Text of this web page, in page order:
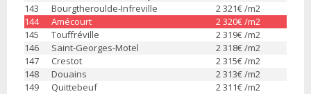
143
Bourgtheroulde-Infreville 2 321€ /m2
144
Amécourt 2 320€ /m2
145
Touffréville 2 319€ /m2
146
Saint-Georges-Motel 2 318€ /m2
147
Crestot 2 315€ /m2
148
Douains 2 313€ /m2
149
Quittebeuf 2 311€ /m2